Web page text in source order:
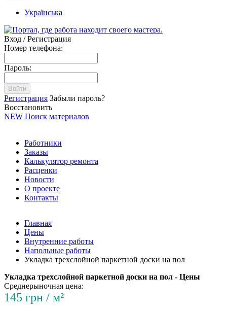
Українська
Вход / Регистрация
Номер телефона:
Пароль:
Войти
Регистрация Забыли пароль?
Восстановить
NEW Поиск материалов
Работники
Заказы
Калькулятор ремонта
Расценки
Новости
О проекте
Контакты
Главная
Цены
Внутренние работы
Напольные работы
Укладка трехслойной паркетной доски на пол
Укладка трехслойной паркетной доски на пол - Цены
Среднерыночная цена:
145 грн / м²